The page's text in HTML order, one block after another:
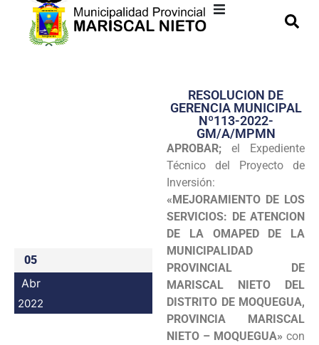
Transparencia
Seguridad
Programas
Intranet
05
Abr
2022
RESOLUCION DE
GERENCIA MUNICIPAL
Nº113-2022-
GM/A/MPMN
APROBAR; el Expediente
Técnico del Proyecto de
Inversión:
«MEJORAMIENTO DE LOS
SERVICIOS: DE ATENCION
DE LA OMAPED DE LA
MUNICIPALIDAD
PROVINCIAL DE
MARISCAL NIETO DEL
DISTRITO DE MOQUEGUA,
PROVINCIA MARISCAL
NIETO – MOQUEGUA» con